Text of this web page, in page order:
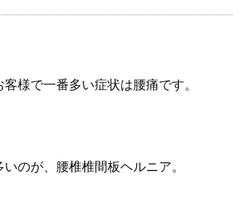
様で一番多い症状は腰痛です。
のが、腰椎椎間板ヘルニア。